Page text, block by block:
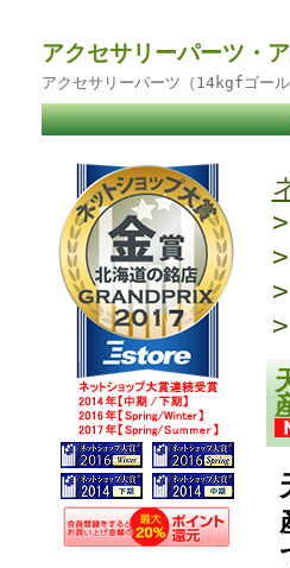
アクセサリーパーツ・
アクセサリーパーツ（14kgfゴー
>
>
>
>